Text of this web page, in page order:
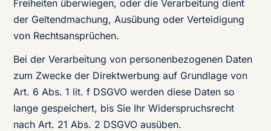
Freiheiten überwiegen, oder die Verarbeitung dient
der Geltendmachung, Ausübung oder Verteidigung
von Rechtsansprüchen.
Bei der Verarbeitung von personenbezogenen Daten
zum Zwecke der Direktwerbung auf Grundlage von
Art. 6 Abs. 1 lit. f DSGVO werden diese Daten so
lange gespeichert, bis Sie Ihr Widerspruchsrecht
nach Art. 21 Abs. 2 DSGVO ausüben.